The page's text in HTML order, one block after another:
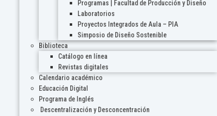
Programas | Facultad de Producción y Diseño
Laboratorios
Proyectos Integrados de Aula – PIA
Simposio de Diseño Sostenible
Biblioteca
Catálogo en línea
Revistas digitales
Calendario académico
Educación Digital
Programa de Inglés
Descentralización y Desconcentración